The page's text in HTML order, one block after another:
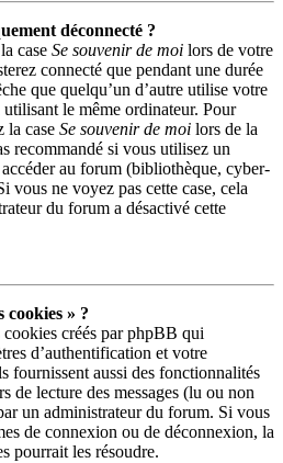
déconnecté ?
case Se souvenir de moi lors de votre
connecté que pendant une durée
que quelqu’un d’autre utilise votre
le même ordinateur. Pour
la case Se souvenir de moi lors de la
recommandé si vous utilisez un
au forum (bibliothèque, cyber-
vous ne voyez pas cette case, cela
du forum a désactivé cette
» ?
créés par phpBB qui
d’authentification et votre
fournissent aussi des fonctionnalités
de lecture des messages (lu ou non
un administrateur du forum. Si vous
de connexion ou de déconnexion, la
pourrait les résoudre.